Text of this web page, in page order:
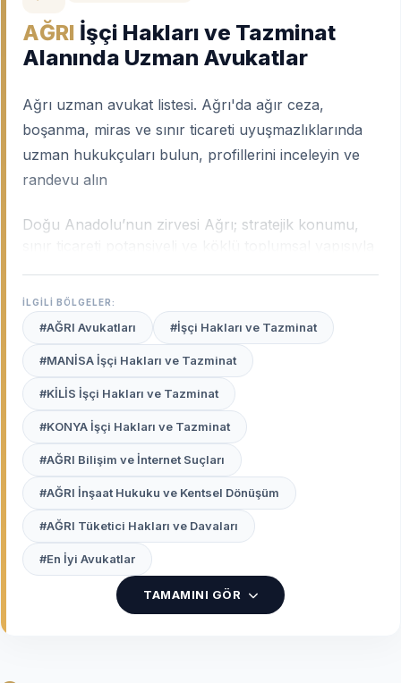
AĞRI İşçi Hakları ve Tazminat
Alanında Uzman Avukatlar
Ağrı uzman avukat listesi. Ağrı'da ağır ceza,
boşanma, miras ve sınır ticareti uyuşmazlıklarında
uzman hukukçuları bulun, profillerini inceleyin ve
randevu alın
Doğu Anadolu’nun zirvesi Ağrı; stratejik konumu,
hareketlilikten tarım ve hayvancılık kaynaklı arazi
ihtilaflarına kadar pek çok alanda, bölge
dinamiklerini tanıyan bir hukukçu ile çalışmak büyük
önem taşır.
Ağrı uzman avukatları
ve teamülleri bilen hem de güncel mevzuatı
mahkeme pratiklerine başarıyla yansıtan
profesyonellerdir.
Avukat Burada
platformu, Ağrı Adliyesi ve
ilçelerindeki hukuki süreçlerinizde haklarınızı en iyi
şekilde savunacak, güvenilir ve deneyimli avukatları
sizin için listeler.
Ağrı’da Hukuki Destek Alırken
Neden Yerel Uzmanlık Önemlidir?
İLGİLİ BÖLGELER:
#AĞRI Avukatları #İşçi Hakları ve Tazminat
#MANİSA İşçi Hakları ve Tazminat
#KİLİS İşçi Hakları ve Tazminat
#KONYA İşçi Hakları ve Tazminat
#AĞRI Bilişim ve İnternet Suçları
#AĞRI İnşaat Hukuku ve Kentsel Dönüşüm
#AĞRI Tüketici Hakları ve Davaları
#En İyi Avukatlar
TAMAMINI GÖR